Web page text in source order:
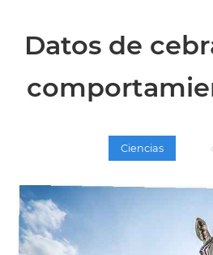
Datos de
Ciencias